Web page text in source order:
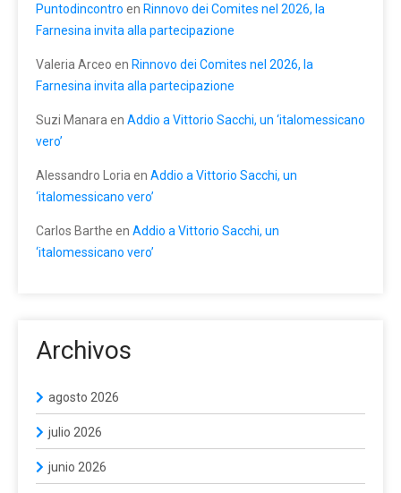
Puntodincontro en Rinnovo dei Comites nel 2026, la
Farnesina invita alla partecipazione
Valeria Arceo en Rinnovo dei Comites nel 2026, la
Farnesina invita alla partecipazione
Suzi Manara en Addio a Vittorio Sacchi, un ‘italomessicano
vero’
Alessandro Loria en Addio a Vittorio Sacchi, un
‘italomessicano vero’
Carlos Barthe en Addio a Vittorio Sacchi, un
‘italomessicano vero’
Archivos
agosto 2026
julio 2026
junio 2026